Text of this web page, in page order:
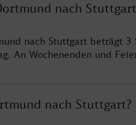
nach
nach Stuttgart beträgt 3
An Wochenenden und
nach Stuttgart?